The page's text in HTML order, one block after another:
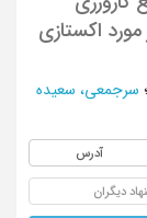
اکستازی
؛ سرجمعی، سعیده
آدرس
دیگران